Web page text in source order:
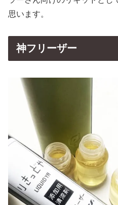
思います。
神フリーザー